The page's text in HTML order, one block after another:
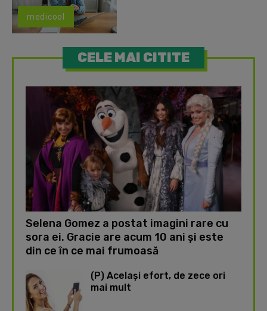
medicool
CELE MAI CITITE
Selena Gomez a postat imagini rare cu
sora ei. Gracie are acum 10 ani și este
din ce în ce mai frumoasă
(P) Același efort, de zece ori
mai mult